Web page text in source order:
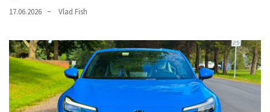
17.06.2026 Vlad Fish